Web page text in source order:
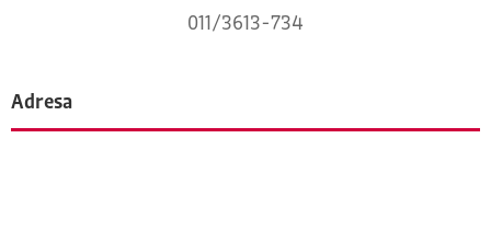
011/3613-734
Adresa